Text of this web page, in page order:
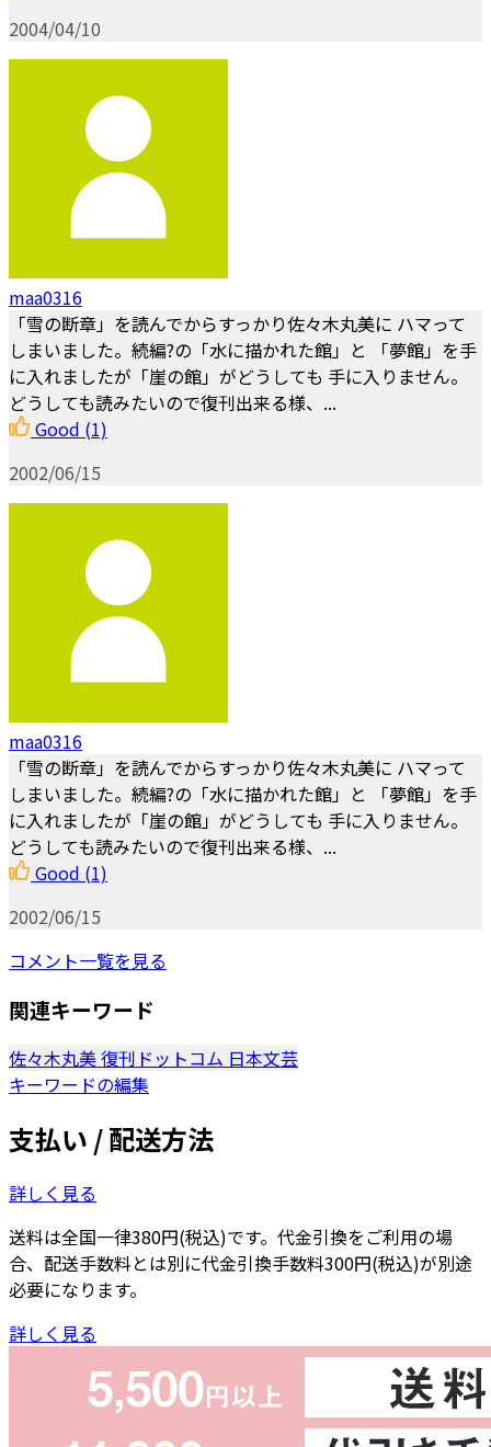
2004/04/10
maa0316
「雪の断章」を読んでからすっかり佐々木丸美に ハマって
しまいました。続編?の「水に描かれた館」と 「夢館」を手
に入れましたが「崖の館」がどうしても 手に入りません。
どうしても読みたいので復刊出来る様、...
Good (1)
2002/06/15
maa0316
「雪の断章」を読んでからすっかり佐々木丸美に ハマって
しまいました。続編?の「水に描かれた館」と 「夢館」を手
に入れましたが「崖の館」がどうしても 手に入りません。
どうしても読みたいので復刊出来る様、...
Good (1)
2002/06/15
コメント一覧を見る
関連キーワード
佐々木丸美復刊ドットコム 日本文芸
キーワードの編集
支払い / 配送方法
詳しく見る
送料は全国一律380円(税込)です。代金引換をご利用の場
合、配送手数料とは別に代金引換手数料300円(税込)が別途
必要になります。
詳しく見る